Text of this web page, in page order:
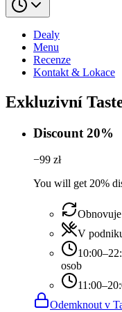
Dealy
Menu
Recenze
Kontakt & Lokace
Exkluzivní
Discount 20%
−99 zł
You will get 20%
V
osob
Odemknout v